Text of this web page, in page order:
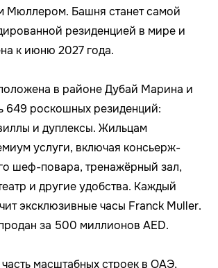
Мюллером. Башня станет самой
резиденцией в мире и
к июню 2027 года.
в районе Дубай Марина и
649 роскошных резиденций:
и дуплексы. Жильцам
услуги, включая консьерж-
шеф-повара, тренажёрный зал,
и другие удобства. Каждый
эксклюзивные часы Franck Muller.
за 500 миллионов AED.
масштабных строек в ОАЭ,